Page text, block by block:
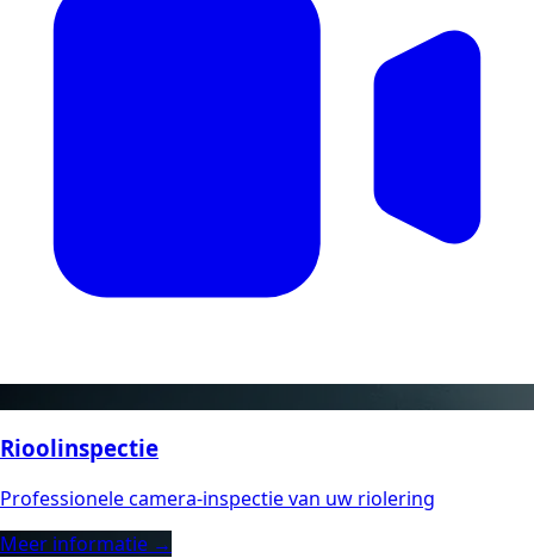
Rioolinspectie
Professionele camera-inspectie van uw riolering
Meer informatie →